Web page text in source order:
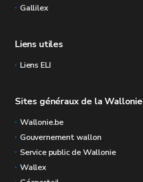
Gallilex
Liens utiles
Liens ELI
Sites généraux de la Wallonie
Wallonie.be
Gouvernement wallon
Service public de Wallonie
Wallex